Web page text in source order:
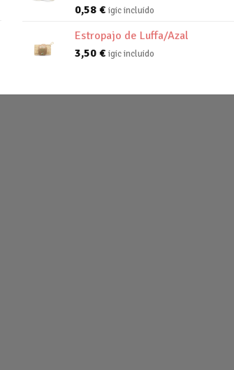
0,58 € igic incluido
Estropajo de Luffa/Azal
3,50 € igic incluido